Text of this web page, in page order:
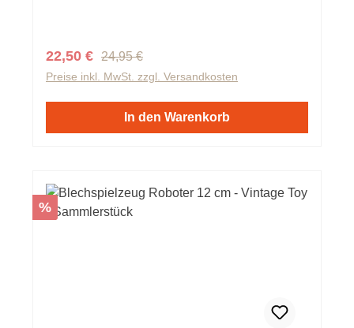
Verkaufspreis:
22,50 € Regulärer Preis:
24,95 €
Preise inkl. MwSt. zzgl. Versandkosten
In den Warenkorb
Rabatt
%